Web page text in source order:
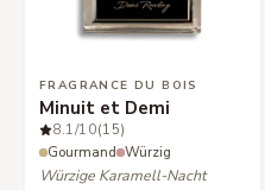
FRAGRANCE DU BOIS
Minuit et Demi
8.1/10(15)
Gourmand Würzig
Würzige Karamell-Nacht